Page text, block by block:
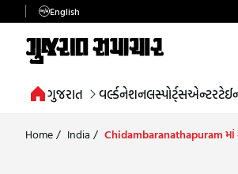
English
ગુજરાત વર્લ્ડનેશનલસ્પોર્ટ્સ
Home/ India / Chidambaranathapuram માં